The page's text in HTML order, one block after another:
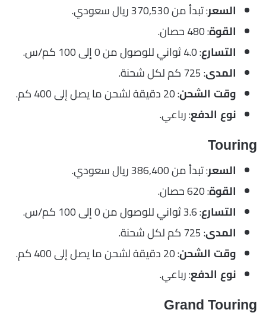
السعر: تبدأ من 370,530 ريال سعودي.
القوة: 480 حصان.
التسارع: 4.0 ثواني للوصول من 0 إلى 100 كم/س.
المدى: 725 كم لكل شحنة.
وقت الشحن: 20 دقيقة لشحن ما يصل إلى 400 كم.
نوع الدفع: رباعي.
Touring
السعر: تبدأ من 386,400 ريال سعودي.
القوة: 620 حصان.
التسارع: 3.6 ثواني للوصول من 0 إلى 100 كم/س.
المدى: 725 كم لكل شحنة.
وقت الشحن: 20 دقيقة لشحن ما يصل إلى 400 كم.
نوع الدفع: رباعي.
Grand Touring